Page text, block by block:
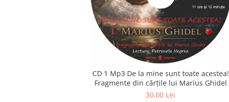
CD 1 Mp3 De la mine sunt toate acestea!
Fragmente din cărțile lui Marius Ghidel
30,00 Lei